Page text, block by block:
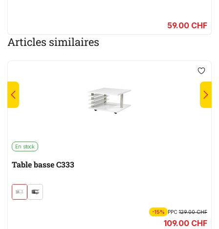
59.00 CHF
Articles similaires
En stock
Table basse C333
-15% PPC129.00 CHF
109.00 CHF